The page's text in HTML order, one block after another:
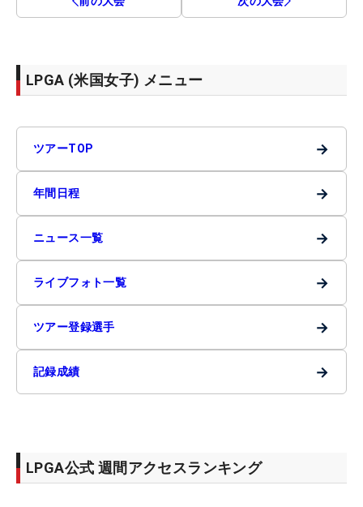
LPGA (米国女子) メニュー
ツアーTOP →
年間日程 →
ニュース一覧 →
ライブフォト一覧 →
ツアー登録選手 →
記録成績 →
LPGA公式 週間アクセスランキング